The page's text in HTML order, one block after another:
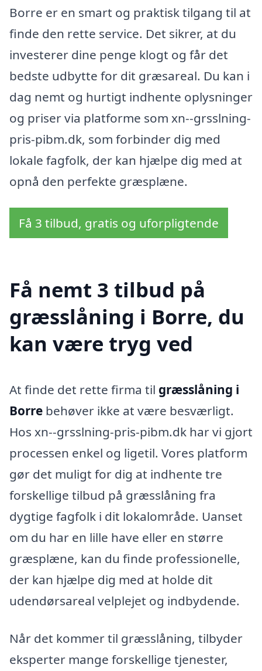
Borre er en smart og praktisk tilgang til at
finde den rette service. Det sikrer, at du
investerer dine penge klogt og får det
bedste udbytte for dit græsareal. Du kan i
dag nemt og hurtigt indhente oplysninger
og priser via platforme som xn--grsslning-
pris-pibm.dk, som forbinder dig med
lokale fagfolk, der kan hjælpe dig med at
opnå den perfekte græsplæne.
Få 3 tilbud, gratis og uforpligtende
Få nemt 3 tilbud på
græsslåning i Borre, du
kan være tryg ved
At finde det rette firma til græsslåning i
Borre behøver ikke at være besværligt.
Hos xn--grsslning-pris-pibm.dk har vi gjort
processen enkel og ligetil. Vores platform
gør det muligt for dig at indhente tre
forskellige tilbud på græsslåning fra
dygtige fagfolk i dit lokalområde. Uanset
om du har en lille have eller en større
græsplæne, kan du finde professionelle,
der kan hjælpe dig med at holde dit
udendørsareal velplejet og indbydende.
Når det kommer til græsslåning, tilbyder
eksperter mange forskellige tjenester,